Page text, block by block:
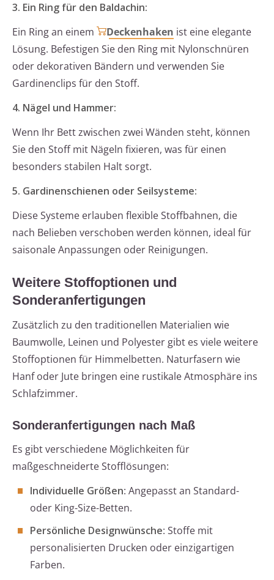
3. Ein Ring für den Baldachin:
Ein Ring an einem
Deckenhaken ist eine elegante
Lösung. Befestigen Sie den Ring mit Nylonschnüren
oder dekorativen Bändern und verwenden Sie
Gardinenclips für den Stoff.
4. Nägel und Hammer:
Wenn Ihr Bett zwischen zwei Wänden steht, können
Sie den Stoff mit Nägeln fixieren, was für einen
besonders stabilen Halt sorgt.
5. Gardinenschienen oder Seilsysteme:
Diese Systeme erlauben flexible Stoffbahnen, die
nach Belieben verschoben werden können, ideal für
saisonale Anpassungen oder Reinigungen.
Weitere Stoffoptionen und
Sonderanfertigungen
Zusätzlich zu den traditionellen Materialien wie
Baumwolle, Leinen und Polyester gibt es viele weitere
Stoffoptionen für Himmelbetten. Naturfasern wie
Hanf oder Jute bringen eine rustikale Atmosphäre ins
Schlafzimmer.
Sonderanfertigungen nach Maß
Es gibt verschiedene Möglichkeiten für
maßgeschneiderte Stofflösungen:
Individuelle Größen: Angepasst an Standard-
oder King-Size-Betten.
Persönliche Designwünsche: Stoffe mit
personalisierten Drucken oder einzigartigen
Farben.